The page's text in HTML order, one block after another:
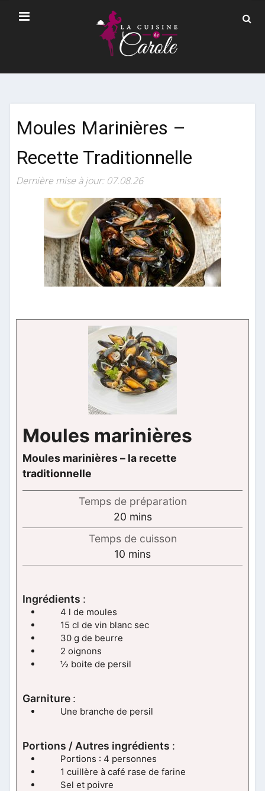
Moules Marinières –
Recette Traditionnelle
Dernière mise à jour: 07.08.26
Moules marinières
Moules marinières – la recette
traditionnelle
Temps de préparation
20minutes
mins
Temps de cuisson
10 minutes
mins
Ingrédients :
4 l de moules
15 cl de vin blanc sec
30 g de beurre
2 oignons
½ boite de persil
Garniture :
Une branche de persil
Portions / Autres ingrédients :
Portions : 4 personnes
1 cuillère à café rase de farine
Sel et poivre